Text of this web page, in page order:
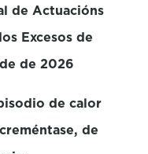
de Actuacións
Excesos de
de 2026
de calor
de